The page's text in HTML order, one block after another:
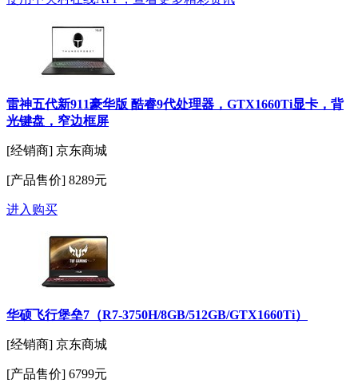
雷神五代新911豪华版 酷睿9代处理器，GTX1660Ti显卡，背
光键盘，窄边框屏
[经销商] 京东商城
[产品售价] 8289元
进入购买
华硕飞行堡垒7（R7-3750H/8GB/512GB/GTX1660Ti）
[经销商] 京东商城
[产品售价] 6799元